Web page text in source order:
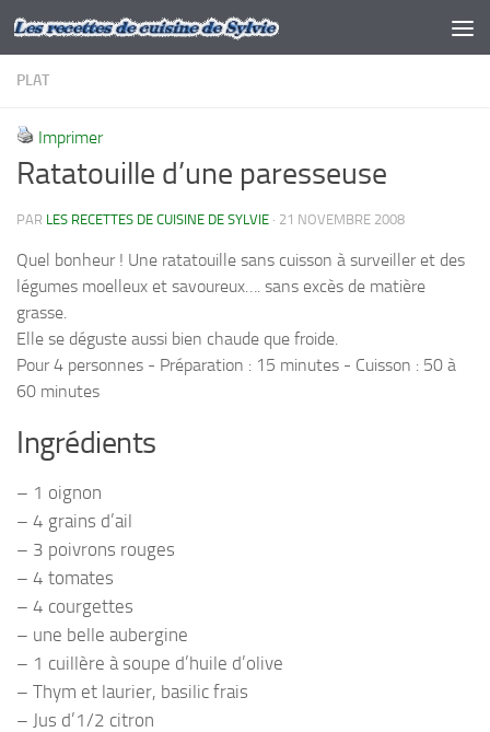
Skip to content
PLAT
Imprimer
Ratatouille d’une paresseuse
PAR LES RECETTES DE CUISINE DE SYLVIE · 21 NOVEMBRE 2008
Quel bonheur ! Une ratatouille sans cuisson à surveiller et des
légumes moelleux et savoureux…. sans excès de matière
grasse.
Elle se déguste aussi bien chaude que froide.
Pour 4 personnes - Préparation : 15 minutes - Cuisson : 50 à
60 minutes
Ingrédients
– 1 oignon
– 4 grains d’ail
– 3 poivrons rouges
– 4 tomates
– 4 courgettes
– une belle aubergine
– 1 cuillère à soupe d’huile d’olive
– Thym et laurier, basilic frais
– Jus d’1/2 citron